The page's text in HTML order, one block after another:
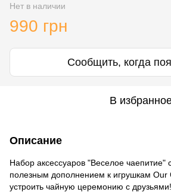
Нет в наличии
990 грн
Сообщить, когда
В
Описание
Набор аксессуаров "Веселое чаепитие"
полезным дополнением к игрушкам
устроить чайную церемонию с друзьями!